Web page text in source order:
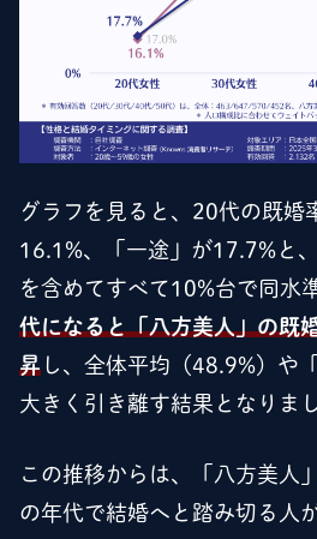
グラフを見ると、20代の既婚
16.1%、「一途」が17.7%と
を含めてすべて10%台で同水
代になると「八方美人」の既
昇 し、全体平均（48.9%）や
大きく引き離す結果となりまし
この推移からは、「八方美人
の年代で結婚へと踏み切る人